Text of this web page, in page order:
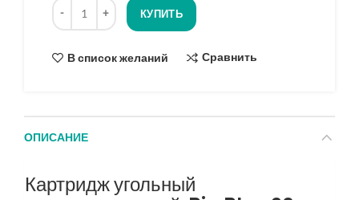
Количество
КУПИТЬ
В список желаний Сравнить
ОПИСАНИЕ
Картридж угольный